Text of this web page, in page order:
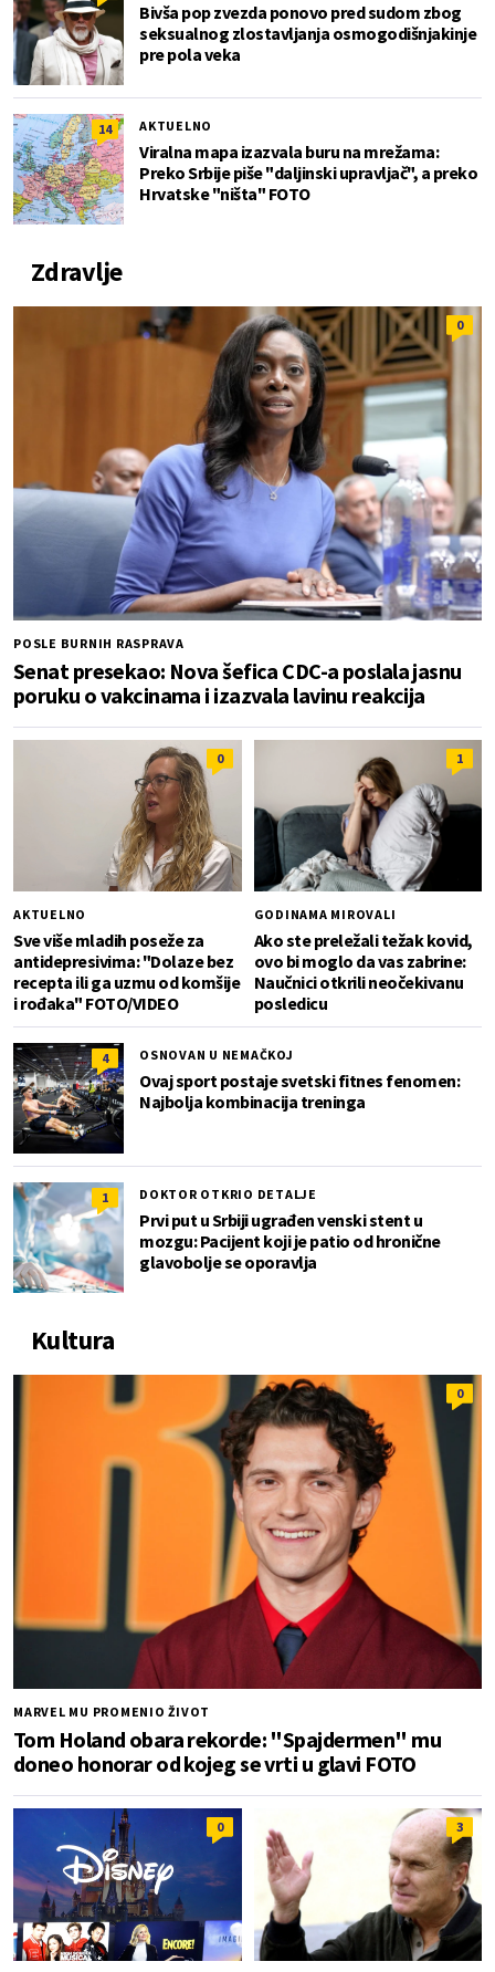
Bivša pop zvezda ponovo pred sudom zbog
seksualnog zlostavljanja osmogodišnjakinje
pre pola veka
14 AKTUELNO
Viralna mapa izazvala buru na mrežama:
Preko Srbije piše "daljinski upravljač", a preko
Hrvatske "ništa" FOTO
Zdravlje
0
POSLE BURNIH RASPRAVA
Senat presekao: Nova šefica CDC-a poslala jasnu
poruku o vakcinama i izazvala lavinu reakcija
0
AKTUELNO
Sve više mladih poseže za
antidepresivima: "Dolaze bez
recepta ili ga uzmu od komšije
i rođaka" FOTO/VIDEO
1
GODINAMA MIROVALI
Ako ste preležali težak kovid,
ovo bi moglo da vas zabrine:
Naučnici otkrili neočekivanu
posledicu
4 OSNOVAN U NEMAČKOJ
Ovaj sport postaje svetski fitnes fenomen:
Najbolja kombinacija treninga
1 DOKTOR OTKRIO DETALJE
Prvi put u Srbiji ugrađen venski stent u
mozgu: Pacijent koji je patio od hronične
glavobolje se oporavlja
Kultura
0
MARVEL MU PROMENIO ŽIVOT
Tom Holand obara rekorde: "Spajdermen" mu
doneo honorar od kojeg se vrti u glavi FOTO
0 3